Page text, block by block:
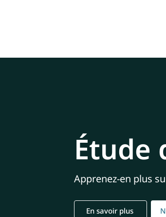
Étude
Apprenez-en plus
En savoir plus